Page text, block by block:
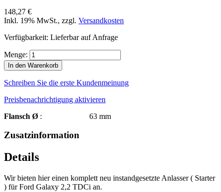
148,27 €
Inkl. 19% MwSt., zzgl. Versandkosten
Verfügbarkeit: Lieferbar auf Anfrage
Menge:
In den Warenkorb
Schreiben Sie die erste Kundenmeinung
Preisbenachrichtigung aktivieren
Flansch Ø : 63 mm
Zusatzinformation
Details
Wir bieten hier einen komplett neu instandgesetzte Anlasser ( Starter
) für Ford Galaxy 2,2 TDCi an.